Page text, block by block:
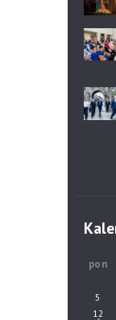
pon
5
12